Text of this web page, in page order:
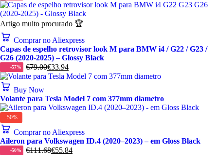
Artigo muito procurado 🏆
Comprar no Aliexpress
Capas de espelho retrovisor look M para BMW i4 / G22 / G23 /
G26 (2020-2025) – Glossy Black
-57% €79.00€33.94
Buy Now
Volante para Tesla Model 7 com 377mm diametro
-50%
Comprar no Aliexpress
Aileron para Volkswagen ID.4 (2020–2023) – em Gloss Black
-50% €111.68€55.84